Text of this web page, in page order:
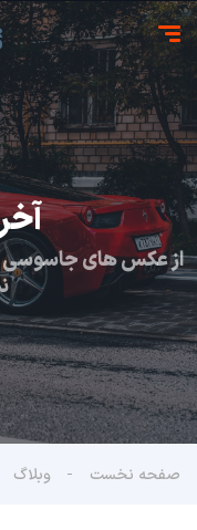
از عکس های جاسوسی
صفحه نخست وبلاگ